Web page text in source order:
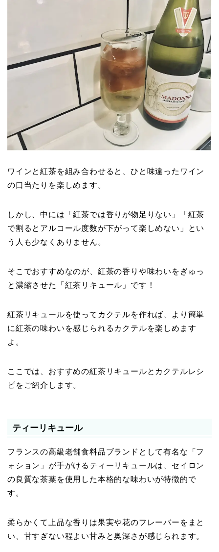
ワインと紅茶を組み合わせると、ひと味違ったワイン
の口当たりを楽しめます。
しかし、中には「紅茶では香りが物足りない」「紅茶
で割るとアルコール度数が下がって楽しめない」とい
う人も少なくありません。
そこでおすすめなのが、紅茶の香りや味わいをぎゅっ
と濃縮させた「紅茶リキュール」です！
紅茶リキュールを使ってカクテルを作れば、より簡単
に紅茶の味わいを感じられるカクテルを楽しめます
よ。
ここでは、おすすめの紅茶リキュールとカクテルレシ
ピをご紹介します。
ティーリキュール
フランスの高級老舗食料品ブランドとして有名な「フ
ォション」が手がけるティーリキュールは、セイロン
の良質な茶葉を使用した本格的な味わいが特徴的で
す。
柔らかくて上品な香りは果実や花のフレーバーをまと
い、甘すぎない程よい甘みと奥深さが感じられます。